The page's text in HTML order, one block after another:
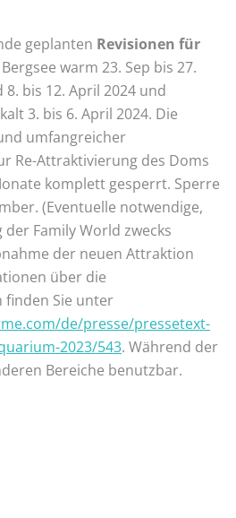
geplanten Revisionen für
warm 23. Sep bis 27.
8. bis 12. April 2024 und
3. bis 6. April 2024. Die
umfangreicher
Re-Attraktivierung des Doms
komplett gesperrt. Sperre
(Eventuelle notwendige,
Family World zwecks
der neuen Attraktion
über die
finden Sie unter
de/presse/pressetext-
2023/543. Während der
Bereiche benutzbar.